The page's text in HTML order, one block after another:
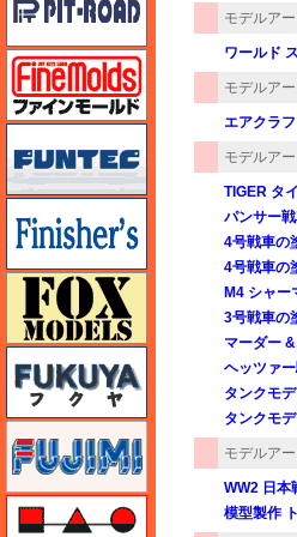
モデルアー
ワールド
モデルアー
エアクラ
モデルアー
TIGER タ
パンサー
4号戦車の
4号戦車の
M4 シャー
3号戦車の
マーダー
ヘッツァ
タンクモ
タンクモ
モデルアー
WW2 日本
模型製作
ファインモールド
funtec（ファンテック
フィニッシャーズ
フォックスモデル（